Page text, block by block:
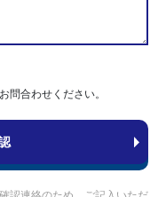
問合わせください。